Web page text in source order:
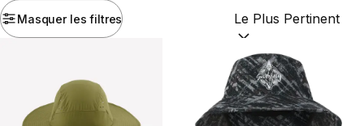
Masquer les filtres Trier par :(optional)